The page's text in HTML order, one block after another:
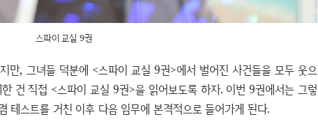
스파이 교실 9권
만, 그녀들 덕분에 <스파이 교실 9권>에서 벌어진 사건들을 모두 웃으
건 직접 <스파이 교실 9권>을 읽어보도록 하자. 이번 9권에서는 그렇
테스트를 거친 이후 다음 임무에 본격적으로 들어가게 된다.